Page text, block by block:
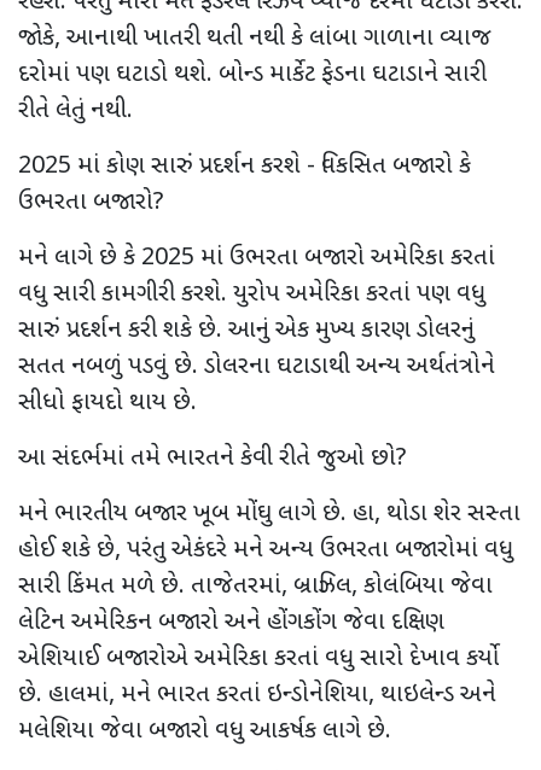
જોકે, આનાથી ખાતરી થતી નથી કે લાંબા ગાળાના વ્યાજ
દરોમાં પણ ઘટાડો થશે. બોન્ડ માર્કેટ ફેડના ઘટાડાને સારી
રીતે લેતું નથી.
2025 માં કોણ સારું પ્રદર્શન કરશે - વિકસિત બજારો કે
ઉભરતા બજારો?
મને લાગે છે કે 2025 માં ઉભરતા બજારો અમેરિકા કરતાં
વધુ સારી કામગીરી કરશે. યુરોપ અમેરિકા કરતાં પણ વધુ
સારું પ્રદર્શન કરી શકે છે. આનું એક મુખ્ય કારણ ડોલરનું
સતત નબળું પડવું છે. ડોલરના ઘટાડાથી અન્ય અર્થતંત્રોને
સીધો ફાયદો થાય છે.
આ સંદર્ભમાં તમે ભારતને કેવી રીતે જુઓ છો?
મને ભારતીય બજાર ખૂબ મોંઘુ લાગે છે. હા, થોડા શેર સસ્તા
હોઈ શકે છે, પરંતુ એકંદરે મને અન્ય ઉભરતા બજારોમાં વધુ
સારી કિંમત મળે છે. તાજેતરમાં, બ્રાઝિલ, કોલંબિયા જેવા
લેટિન અમેરિકન બજારો અને હોંગકોંગ જેવા દક્ષિણ
એશિયાઈ બજારોએ અમેરિકા કરતાં વધુ સારો દેખાવ કર્યો
છે. હાલમાં, મને ભારત કરતાં ઇન્ડોનેશિયા, થાઇલેન્ડ અને
મલેશિયા જેવા બજારો વધુ આકર્ષક લાગે છે.